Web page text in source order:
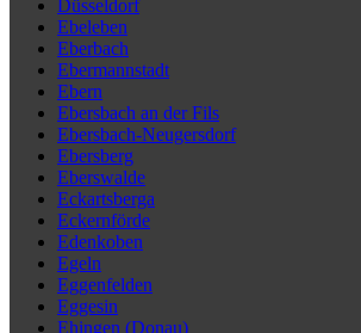
Düsseldorf
Ebeleben
Eberbach
Ebermannstadt
Ebern
Ebersbach an der Fils
Ebersbach-Neugersdorf
Ebersberg
Eberswalde
Eckartsberga
Eckernförde
Edenkoben
Egeln
Eggenfelden
Eggesin
Ehingen (Donau)